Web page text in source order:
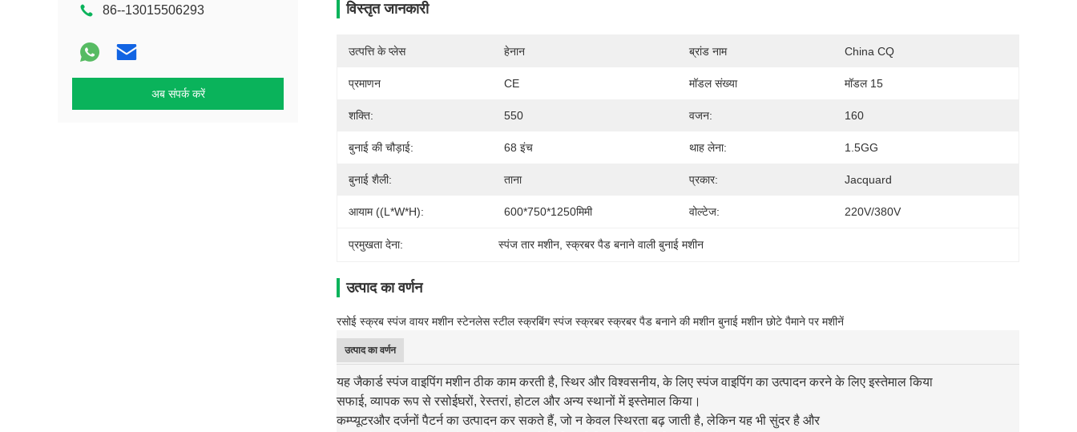
86--13015506293
अब संपर्क करें
विस्तृत जानकारी
उत्पत्ति के प्लेस हेनान ब्रांड नाम China CQ
प्रमाणन CE मॉडल संख्या मॉडल 15
शक्ति: 550 वजन: 160
बुनाई की चौड़ाई: 68 इंच थाह लेना: 1.5GG
बुनाई शैली: ताना प्रकार: Jacquard
आयाम ((L*W*H): 600*750*1250मिमी वोल्टेज: 220V/380V
प्रमुखता देना: स्पंज तार मशीन , स्क्रबर पैड बनाने वाली बुनाई मशीन
उत्पाद का वर्णन
रसोई स्क्रब स्पंज वायर मशीन स्टेनलेस स्टील स्क्रबिंग स्पंज स्क्रबर स्क्रबर पैड बनाने की मशीन बुनाई मशीन छोटे पैमाने पर मशीनें
उत्पाद का वर्णन
यह जैकार्ड स्पंज वाइपिंग मशीन ठीक काम करती है, स्थिर और विश्वसनीय, के लिए स्पंज वाइपिंग का उत्पादन करने के लिए इस्तेमाल किया
सफाई, व्यापक रूप से रसोईघरों, रेस्तरां, होटल और अन्य स्थानों में इस्तेमाल किया।
कम्प्यूटरऔर दर्जनों पैटर्न का उत्पादन कर सकते हैं, जो न केवल स्थिरता बढ़ जाती है, लेकिन यह भी सुंदर है और